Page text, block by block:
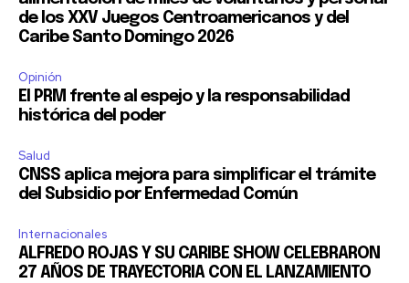
de los XXV Juegos Centroamericanos y del
Caribe Santo Domingo 2026
Opinión
El PRM frente al espejo y la responsabilidad
histórica del poder
Salud
CNSS aplica mejora para simplificar el trámite
del Subsidio por Enfermedad Común
Internacionales
ALFREDO ROJAS Y SU CARIBE SHOW CELEBRARON
27 AÑOS DE TRAYECTORIA CON EL LANZAMIENTO